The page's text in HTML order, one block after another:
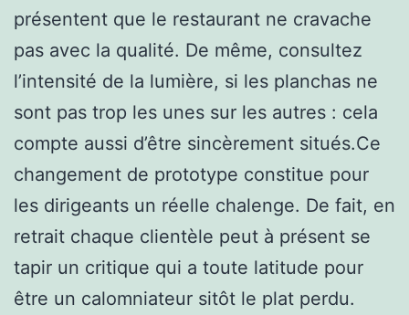
présentent que le restaurant ne cravache
pas avec la qualité. De même, consultez
l’intensité de la lumière, si les planchas ne
sont pas trop les unes sur les autres : cela
compte aussi d’être sincèrement situés.Ce
changement de prototype constitue pour
les dirigeants un réelle chalenge. De fait, en
retrait chaque clientèle peut à présent se
tapir un critique qui a toute latitude pour
être un calomniateur sitôt le plat perdu.